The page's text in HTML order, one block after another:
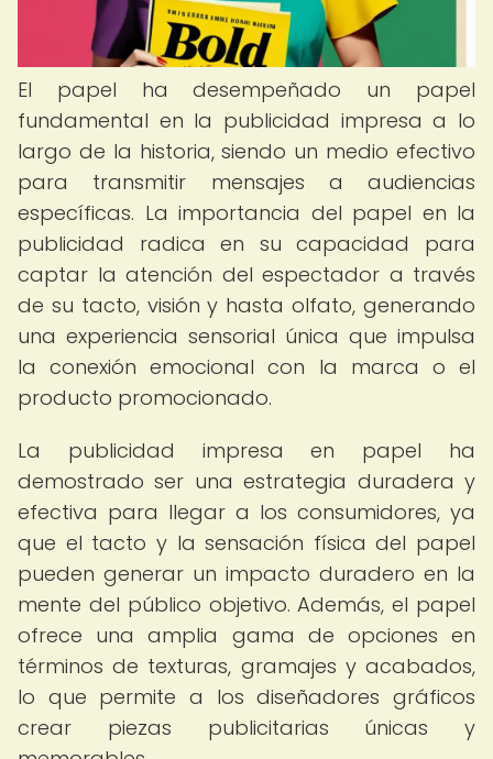
El papel ha desempeñado un papel
fundamental en la publicidad impresa a lo
largo de la historia, siendo un medio efectivo
para transmitir mensajes a audiencias
específicas. La importancia del papel en la
publicidad radica en su capacidad para
captar la atención del espectador a través
de su tacto, visión y hasta olfato, generando
una experiencia sensorial única que impulsa
la conexión emocional con la marca o el
producto promocionado.
La publicidad impresa en papel ha
demostrado ser una estrategia duradera y
efectiva para llegar a los consumidores, ya
que el tacto y la sensación física del papel
pueden generar un impacto duradero en la
mente del público objetivo. Además, el papel
ofrece una amplia gama de opciones en
términos de texturas, gramajes y acabados,
lo que permite a los diseñadores gráficos
crear piezas publicitarias únicas y